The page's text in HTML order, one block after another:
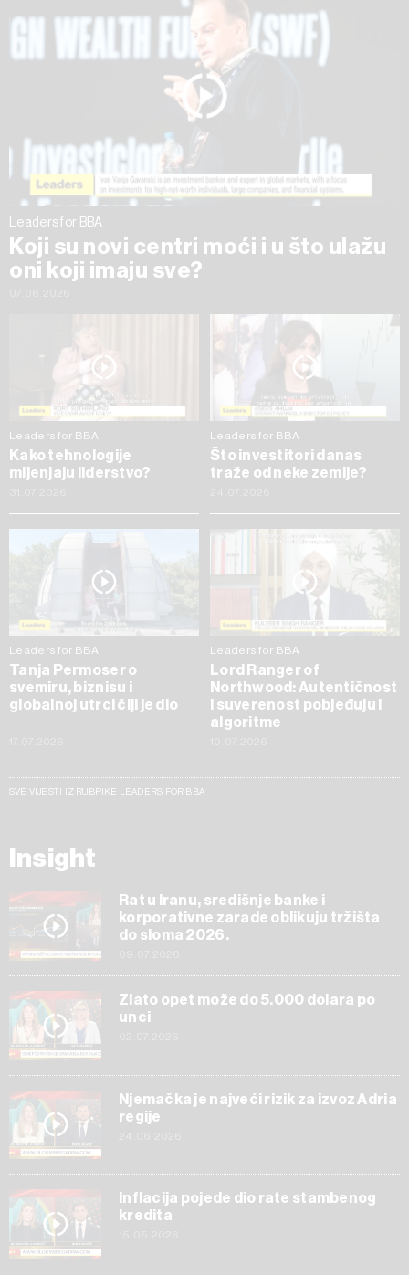
na „Prikaži detalje“. Privolu možete u bilo kojem trenutku
povući bez negativnih posljedica.
Leaders for BBA
Koji su novi centri moći i u što ulažu
oni koji imaju sve?
Leaders for BBA
Kako tehnologije
mijenjaju liderstvo?
Leaders for BBA
Što investitori danas
traže od neke zemlje?
Leaders for BBA
Tanja Permoser o
svemiru, biznisu i
globalnoj utrci čiji je dio
Leaders for BBA
Lord Ranger of
Northwood: Autentičnost
i suverenost pobjeđuju i
algoritme
SVE VIJESTI IZ RUBRIKE LEADERS FOR BBA
Insight
Rat u Iranu, središnje banke i
korporativne zarade oblikuju tržišta
do sloma 2026.
Zlato opet može do 5.000 dolara po
unci
Njemačka je najveći rizik za izvoz Adria
regije
Inflacija pojede dio rate stambenog
kredita